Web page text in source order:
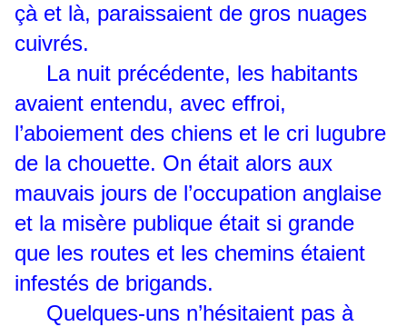
çà et là, paraissaient de gros nuages
cuivrés.
La nuit précédente, les habitants
avaient entendu, avec effroi,
l’aboiement des chiens et le cri lugubre
de la chouette. On était alors aux
mauvais jours de l’occupation anglaise
et la misère publique était si grande
que les routes et les chemins étaient
infestés de brigands.
Quelques-uns n’hésitaient pas à